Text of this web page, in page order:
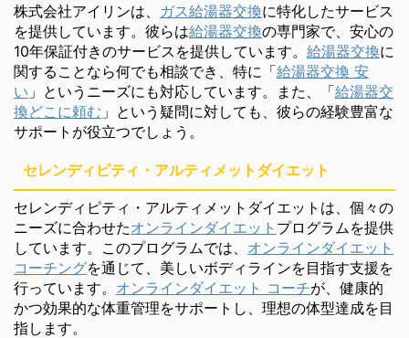
株式会社アイリンは、 ガス給湯器交換に特化したサービス
を提供しています。彼らは給湯器交換の専門家で、安心の
10年保証付きのサービスを提供しています。 給湯器交換に
関することなら何でも相談でき、特に「給湯器交換 安
い 」というニーズにも対応しています。また、「給湯器交
換どこに頼む 」という疑問に対しても、彼らの経験豊富な
サポートが役立つでしょう。
セレンディピティ・アルティメットダイエット
セレンディピティ・アルティメットダイエットは、個々の
ニーズに合わせたオンラインダイエット プログラムを提供
しています。このプログラムでは、 オンラインダイエット
コーチングを通じて、美しいボディラインを目指す支援を
行っています。 オンラインダイエット コーチが、健康的
かつ効果的な体重管理をサポートし、理想の体型達成を目
指します。